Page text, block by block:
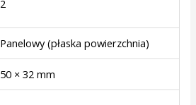
2
Panelowy (płaska powierzchnia)
50 × 32 mm